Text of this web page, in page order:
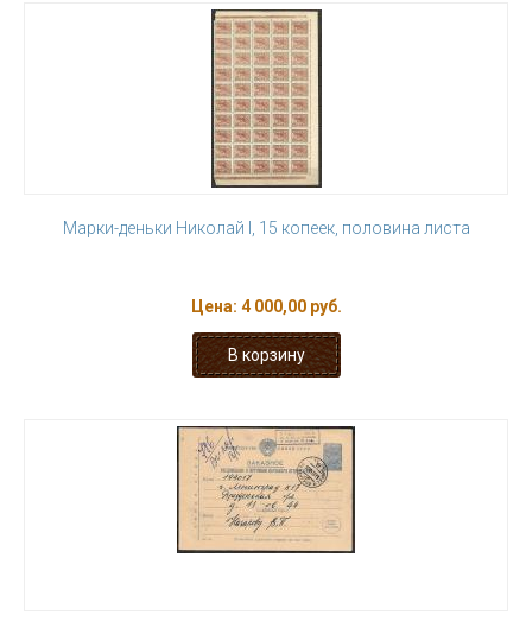
Марки-деньки Николай I, 15 копеек, половина листа
Цена: 4 000,00 руб.